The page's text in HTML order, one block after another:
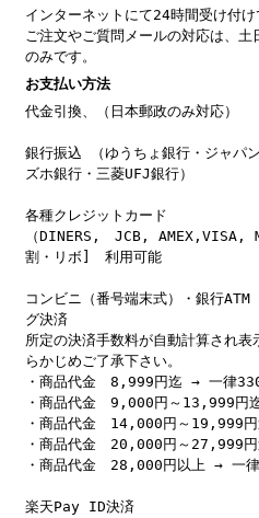
インターネットにて24時間受け付け
ご注文やご質問メールの対応は、土
のみです。
お支払い方法
代金引換、（日本郵政のみ対応）
銀行振込 （ゆうちょ銀行・ジャパ
ズホ銀行・三菱UFJ銀行）
各種クレジットカード
（DINERS, JCB, AMEX,VISA,
割・リボ] 利用可能
コンビニ（番号端末式）・銀行
グ決済
所定の決済手数料が自動計算され表
らかじめご了承下さい。
・商品代金 8,999円迄 → 一律
・商品代金 9,000円～13,999円
・商品代金 14,000円～19,999
・商品代金 20,000円～27,999
・商品代金 28,000円以上 → 一
楽天Pay ID決済